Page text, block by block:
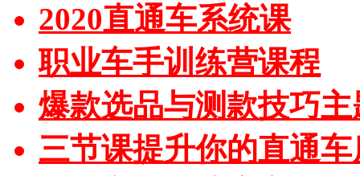
2020直通车系统课
职业车手训练营课程
爆款选品与测款技巧主
三节课提升你的直通